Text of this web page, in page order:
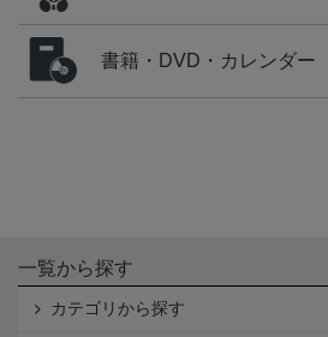
書籍・DVD・カレンダー
一覧から探す
カテゴリから探す